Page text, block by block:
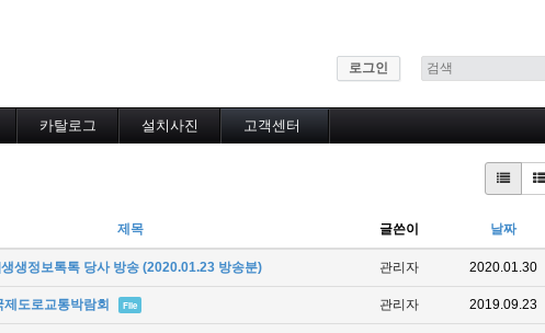
로그인
카탈로그 설치사진 고객센터
제목 글쓴이 날짜
생정보톡톡 당사 방송 (2020.01.23 방송분) 관리자 2020.01.30
도로교통박람회 File 관리자 2019.09.23